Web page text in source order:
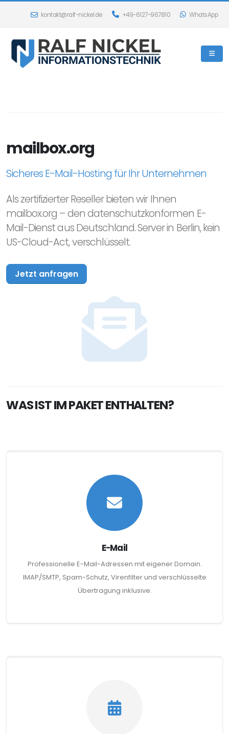
kontakt@ralf-nickel.de +49-6127-967810 WhatsApp
mailbox.org
Sicheres E-Mail-Hosting für Ihr Unternehmen
Als zertifizierter Reseller bieten wir Ihnen
mailbox.org – den datenschutzkonformen E-
Mail-Dienst aus Deutschland. Server in Berlin, kein
US-Cloud-Act, verschlüsselt.
Jetzt anfragen
WAS IST IM PAKET ENTHALTEN?
E-Mail
Professionelle E-Mail-Adressen mit eigener Domain.
IMAP/SMTP, Spam-Schutz, Virenfilter und verschlüsselte
Übertragung inklusive.